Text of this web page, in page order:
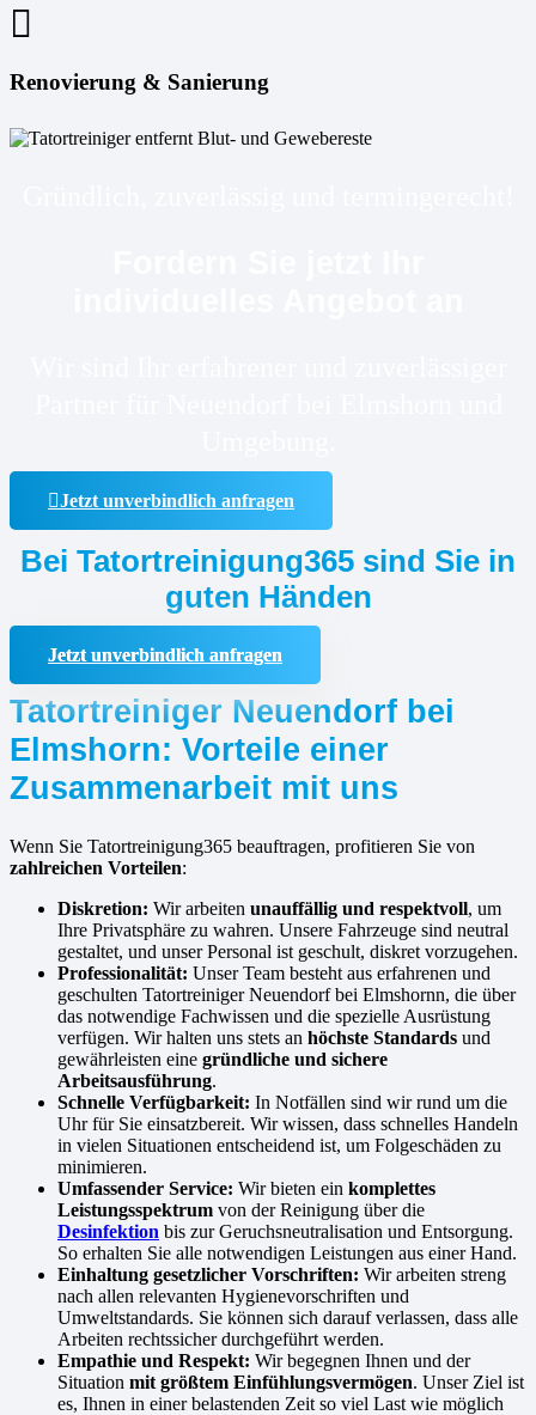
Renovierung & Sanierung
Jetzt unverbindlich anfragen
Bei Tatortreinigung365 sind Sie in
guten Händen
Jetzt unverbindlich anfragen
Tatortreiniger Neuendorf bei
Elmshorn: Vorteile einer
Zusammenarbeit mit uns
Wenn Sie Tatortreinigung365 beauftragen, profitieren Sie von
zahlreichen Vorteilen:
Diskretion: Wir arbeiten unauffällig und respektvoll, um
Ihre Privatsphäre zu wahren. Unsere Fahrzeuge sind neutral
gestaltet, und unser Personal ist geschult, diskret vorzugehen.
Professionalität: Unser Team besteht aus erfahrenen und
geschulten Tatortreiniger Neuendorf bei Elmshornn, die über
das notwendige Fachwissen und die spezielle Ausrüstung
verfügen. Wir halten uns stets an höchste Standards und
gewährleisten eine gründliche und sichere
Arbeitsausführung.
Schnelle Verfügbarkeit: In Notfällen sind wir rund um die
Uhr für Sie einsatzbereit. Wir wissen, dass schnelles Handeln
in vielen Situationen entscheidend ist, um Folgeschäden zu
minimieren.
Umfassender Service: Wir bieten ein komplettes
Leistungsspektrum von der Reinigung über die
Desinfektion bis zur Geruchsneutralisation und Entsorgung.
So erhalten Sie alle notwendigen Leistungen aus einer Hand.
Einhaltung gesetzlicher Vorschriften: Wir arbeiten streng
nach allen relevanten Hygienevorschriften und
Umweltstandards. Sie können sich darauf verlassen, dass alle
Arbeiten rechtssicher durchgeführt werden.
Empathie und Respekt: Wir begegnen Ihnen und der
Situation mit größtem Einfühlungsvermögen. Unser Ziel ist
es, Ihnen in einer belastenden Zeit so viel Last wie möglich